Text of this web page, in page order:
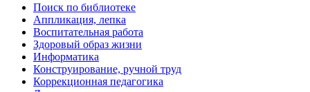
Поиск по библиотеке
Аппликация, лепка
Воспитательная работа
Здоровый образ жизни
Информатика
Конструирование, ручной труд
Коррекционная педагогика